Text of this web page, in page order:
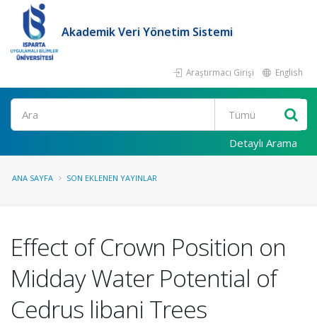
Akademik Veri Yönetim Sistemi
Araştırmacı Girişi English
Ara
Detaylı Arama
ANA SAYFA SON EKLENEN YAYINLAR
Effect of Crown Position on
Midday Water Potential of
Cedrus libani Trees